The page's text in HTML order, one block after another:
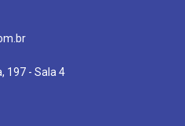
197 - Sala 4